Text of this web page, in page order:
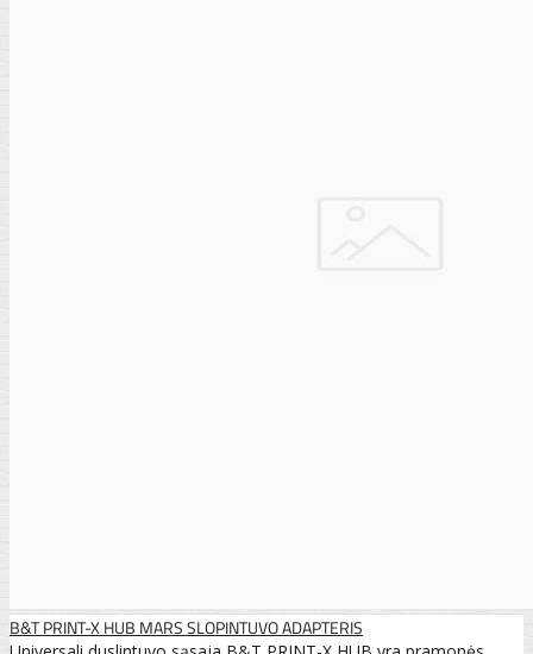
B&T PRINT-X HUB MARS SLOPINTUVO ADAPTERIS